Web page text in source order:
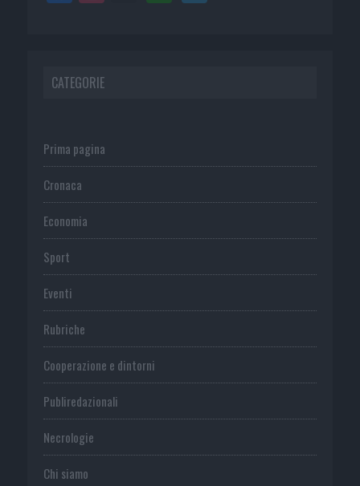
CATEGORIE
Prima pagina
Cronaca
Economia
Sport
Eventi
Rubriche
Cooperazione e dintorni
Publiredazionali
Necrologie
Chi siamo